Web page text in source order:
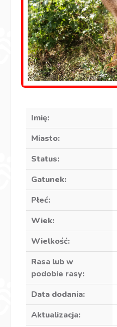
Imię:
Miasto:
Status:
Gatunek:
Płeć:
Wiek:
Wielkość:
Rasa lub w
podobie rasy:
Data dodania:
Aktualizacja: